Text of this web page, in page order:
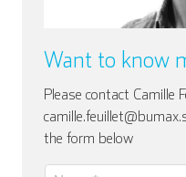
Want to know
Please contact Camille
the form below